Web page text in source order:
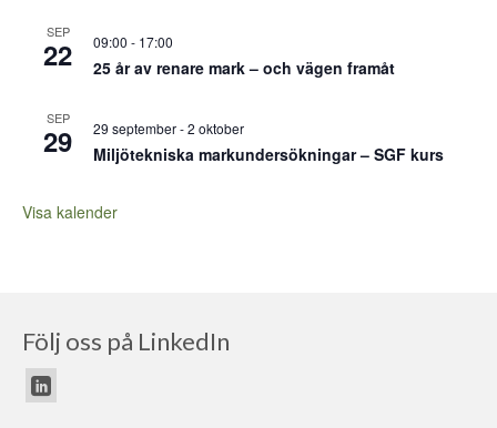
SEP
22 09:00 - 17:00
25 år av renare mark – och vägen framåt
SEP
29 29 september-2 oktober
Miljötekniska markundersökningar – SGF kurs
Visa kalender
Följ oss på LinkedIn